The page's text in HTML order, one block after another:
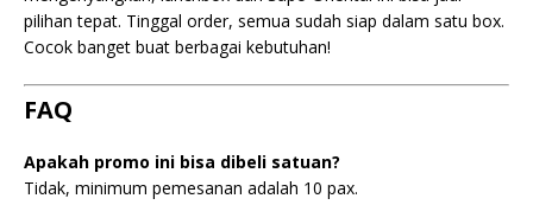
pilihan tepat. Tinggal order, semua sudah siap dalam satu box.
Cocok banget buat berbagai kebutuhan!
FAQ
Apakah promo ini bisa dibeli satuan?
Tidak, minimum pemesanan adalah 10 pax.